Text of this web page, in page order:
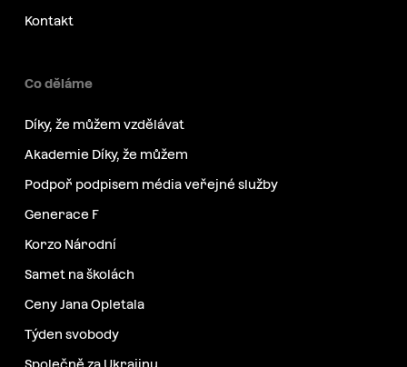
Kontakt
Co děláme
Díky, že můžem vzdělávat
Akademie Díky, že můžem
Podpoř podpisem média veřejné služby
Generace F
Korzo Národní
Samet na školách
Ceny Jana Opletala
Týden svobody